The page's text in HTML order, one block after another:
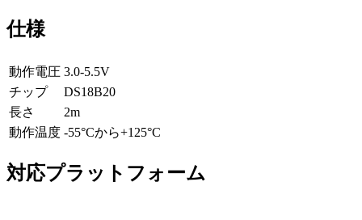
仕様
動作電圧 3.0-5.5V
チップ
DS18B20
長さ
2m
動作温度 -55°Cから+125°C
対応プラットフォーム